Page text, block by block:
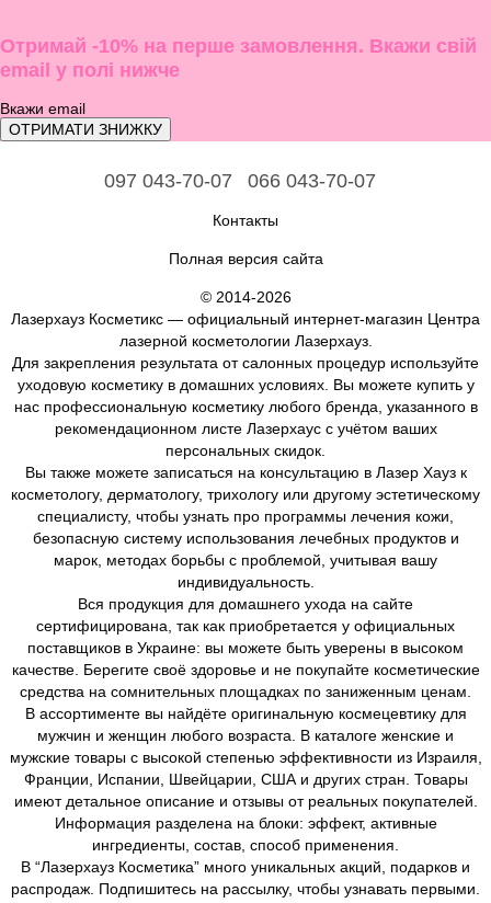
Отримай -10% на перше замовлення. Вкажи свій
email у полі нижче
ОТРИМАТИ ЗНИЖКУ
097 043-70-07 066 043-70-07
Контакты
Полная версия сайта
© 2014-2026
Лазерхауз Косметикс — официальный интернет-магазин Центра
лазерной косметологии Лазерхауз.
Для закрепления результата от салонных процедур используйте
уходовую косметику в домашних условиях. Вы можете купить у
нас профессиональную косметику любого бренда, указанного в
рекомендационном листе Лазерхаус с учётом ваших
персональных скидок.
Вы также можете записаться на консультацию в Лазер Хауз к
косметологу, дерматологу, трихологу или другому эстетическому
специалисту, чтобы узнать про программы лечения кожи,
безопасную систему использования лечебных продуктов и
марок, методах борьбы с проблемой, учитывая вашу
индивидуальность.
Вся продукция для домашнего ухода на сайте
сертифицирована, так как приобретается у официальных
поставщиков в Украине: вы можете быть уверены в высоком
качестве. Берегите своё здоровье и не покупайте косметические
средства на сомнительных площадках по заниженным ценам.
В ассортименте вы найдёте оригинальную космецевтику для
мужчин и женщин любого возраста. В каталоге женские и
мужские товары с высокой степенью эффективности из Израиля,
Франции, Испании, Швейцарии, США и других стран. Товары
имеют детальное описание и отзывы от реальных покупателей.
Информация разделена на блоки: эффект, активные
ингредиенты, состав, способ применения.
В “Лазерхауз Косметика” много уникальных акций, подарков и
распродаж. Подпишитесь на рассылку, чтобы узнавать первыми.